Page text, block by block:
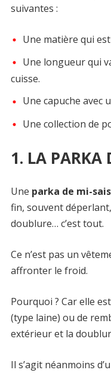
suivantes :
Une matière qui
Une longueur qui
cuisse.
Une capuche avec
Une collection de
1. LA PARKA
Une parka de mi-
fin, souvent
doublure… c’est tout.
Ce n’est pas un
affronter le froid.
Pourquoi ? Car elle
(type laine) ou de
extérieur et la
Il s’agit néanmoins